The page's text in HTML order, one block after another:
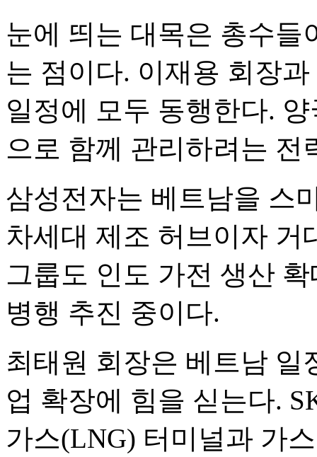
눈에 띄는 대목은 총수들
는 점이다. 이재용 회장
일정에 모두 동행한다.
으로 함께 관리하려는 전
삼성전자는 베트남을 스
차세대 제조 허브이자 거
그룹도 인도 가전 생산
병행 추진 중이다.
최태원 회장은 베트남 일
업 확장에 힘을 싣는다.
가스(LNG) 터미널과 가